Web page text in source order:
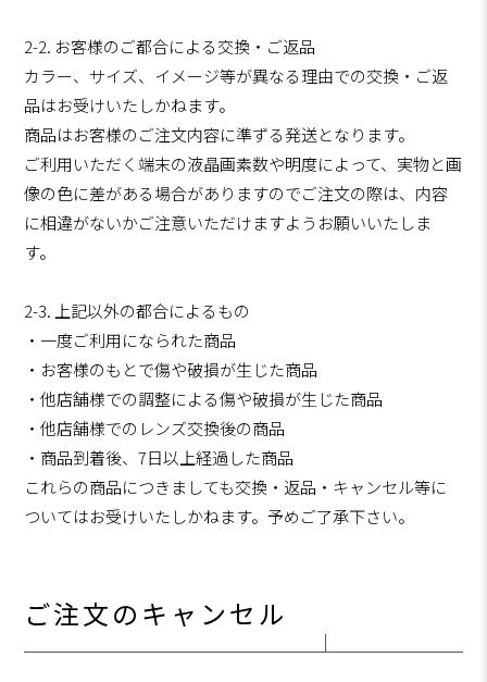
2-2. お客様のご都合による交換・ご返品
カラー、サイズ、イメージ等が異なる理由での交換・ご返
品はお受けいたしかねます。
商品はお客様のご注文内容に準ずる発送となります。
ご利用いただく端末の液晶画素数や明度によって、実物と画
像の色に差がある場合がありますのでご注文の際は、内容
に相違がないかご注意いただけますようお願いいたしま
す。
2-3. 上記以外の都合によるもの
・一度ご利用になられた商品
・お客様のもとで傷や破損が生じた商品
・他店舗様での調整による傷や破損が生じた商品
・他店舗様でのレンズ交換後の商品
・商品到着後、7日以上経過した商品
これらの商品につきましても交換・返品・キャンセル等に
ついてはお受けいたしかねます。予めご了承下さい。
ご注文のキャンセル